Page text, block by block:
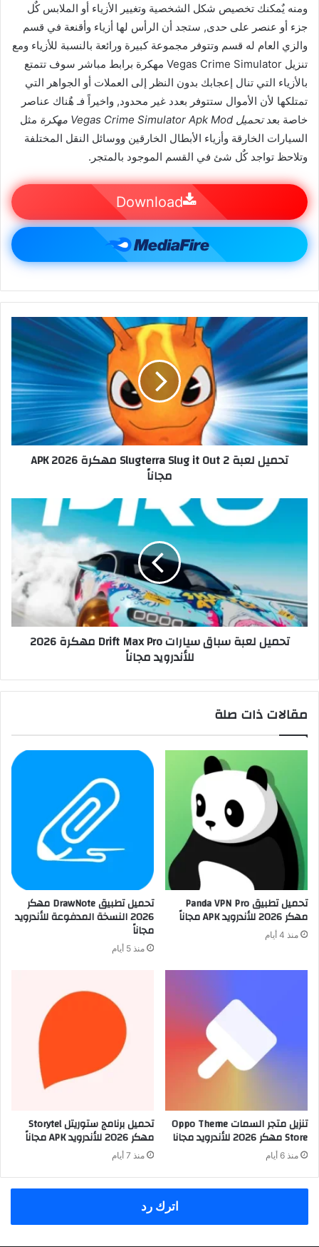
ومنه يٌمكنك تخصيص شكل الشخصية وتغيير الأزياء أو الملابس كٌل
جزء أو عنصر على حدى, ستجد أن الرأس لها أزياء وأقنعة في قسم
والزي العام له قسم وتتوفر مجموعة كبيرة ورائعة بالنسبة للأزياء ومع
تنزيل Vegas Crime Simulator مهكرة برابط مباشر سوف تتمتع
بالأزياء التي تنال إعجابك بدون النظر إلى العملات أو الجواهر التي
تمتلكها لأن الأموال ستتوفر بعدد غير محدود, واخيراً فـ هٌناك عناصر
خاصة بعدتحميل Vegas Crime Simulator Apk Mod مهكرة
مثل
السيارات الخارقة وأزياء الأبطال الخارقين ووسائل النقل المختلفة
وتلاحظ تواجد كٌل شئ في القسم الموجود بالمتجر.
Download
تحميل لعبة Slugterra Slug it Out 2 مهكرة APK 2026
مجاناً
تحميل لعبة سباق سيارات Drift Max Pro مهكرة 2026
للأندرويد مجاناً
مقالات ذات صلة
تحميل تطبيق Panda VPN Pro
مهكر 2026 للأندرويد APK مجاناً
منذ 4 أيام
تحميل تطبيق DrawNote مهكر
2026 النسخة المدفوعة للأندرويد
مجاناً
منذ 5 أيام
تنزيل متجر السمات Oppo Theme
Store مهكر 2026 للأندرويد مجانا
منذ 6 أيام
تحميل برنامج ستوريتل Storytel
مهكر 2026 للأندرويد APK مجاناً
منذ 7 أيام
اترك رد